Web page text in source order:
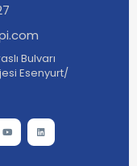
Bulvarı
Esenyurt/